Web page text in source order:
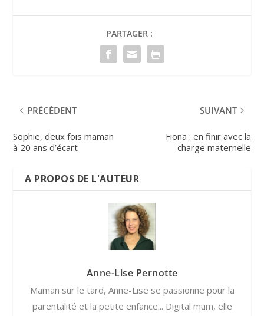
PARTAGER :
PRÉCÉDENT
Sophie, deux fois maman
à 20 ans d’écart
SUIVANT
Fiona : en finir avec la
charge maternelle
A PROPOS DE L'AUTEUR
Anne-Lise Pernotte
Maman sur le tard, Anne-Lise se passionne pour la
parentalité et la petite enfance... Digital mum, elle